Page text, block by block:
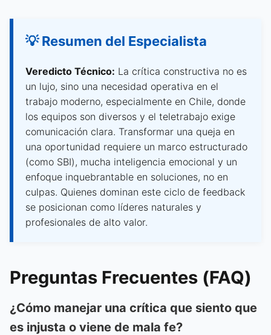
💡 Resumen del Especialista
Veredicto Técnico: La crítica constructiva no es
un lujo, sino una necesidad operativa en el
trabajo moderno, especialmente en Chile, donde
los equipos son diversos y el teletrabajo exige
comunicación clara. Transformar una queja en
una oportunidad requiere un marco estructurado
(como SBI), mucha inteligencia emocional y un
enfoque inquebrantable en soluciones, no en
culpas. Quienes dominan este ciclo de feedback
se posicionan como líderes naturales y
profesionales de alto valor.
Preguntas Frecuentes (FAQ)
¿Cómo manejar una crítica que siento que
es injusta o viene de mala fe?